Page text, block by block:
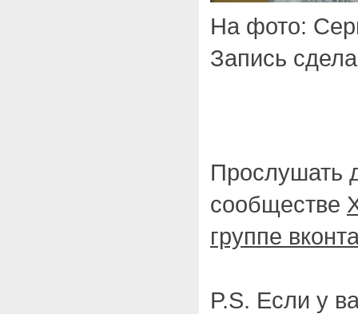
На фото:
Запись
Прослушать
сообществе
группе
P.S. Если у